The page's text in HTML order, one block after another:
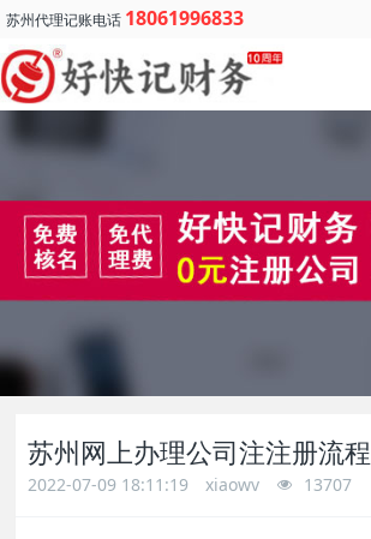
苏州代理记账电话 18061996833
苏州网上办理公司注注册流程
2022-07-09 18:11:19 xiaowv 13707